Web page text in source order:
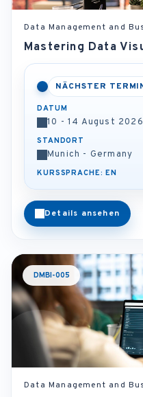
Data Management and
Mastering Data
NÄCHSTER
DATUM
10 - 14 August 2026
STANDORT
Munich - Germany
KURSSPRACHE: EN
Details ansehen
DMBI-005
Data Management and